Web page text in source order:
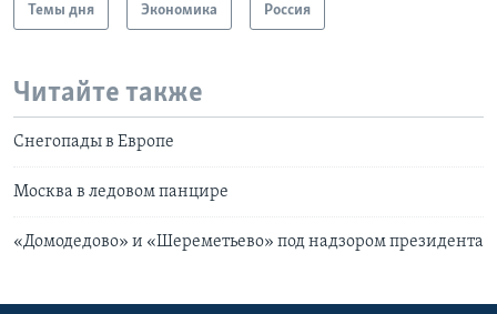
Темы дня Экономика Россия
Читайте также
Снегопады в Европе
Москва в ледовом панцире
«Домодедово» и «Шереметьево» под надзором президента